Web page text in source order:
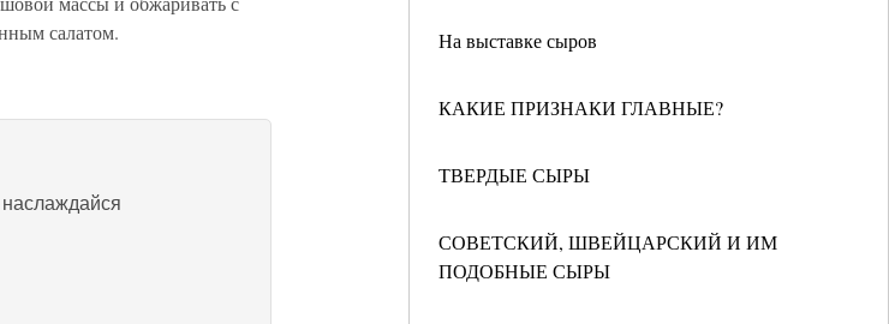
На выставке сыров
КАКИЕ ПРИЗНАКИ ГЛАВНЫЕ?
ТВЕРДЫЕ СЫРЫ
СОВЕТСКИЙ, ШВЕЙЦАРСКИЙ И ИМ
ПОДОБНЫЕ СЫРЫ
салатом.
наслаждайся